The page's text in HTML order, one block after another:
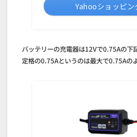
Yahooショッピン
バッテリーの充電器は12Vで0.75Aの下
定格の0.75Aというのは最大で0.75Aの